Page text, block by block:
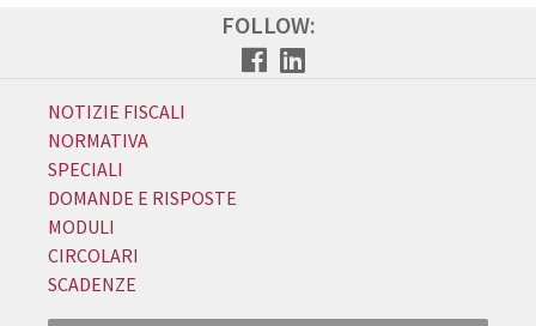
FOLLOW:
NOTIZIE FISCALI
NORMATIVA
SPECIALI
DOMANDE E RISPOSTE
MODULI
CIRCOLARI
SCADENZE